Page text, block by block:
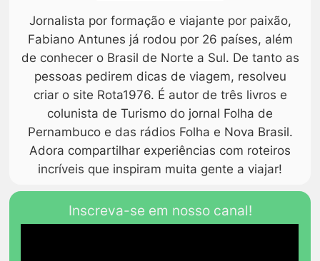
Jornalista por formação e viajante por paixão,
Fabiano Antunes já rodou por 26 países, além
de conhecer o Brasil de Norte a Sul. De tanto as
pessoas pedirem dicas de viagem, resolveu
criar o site Rota1976. É autor de três livros e
colunista de Turismo do jornal Folha de
Pernambuco e das rádios Folha e Nova Brasil.
Adora compartilhar experiências com roteiros
incríveis que inspiram muita gente a viajar!
Inscreva-se em nosso canal!